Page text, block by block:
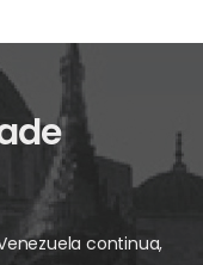
continua,